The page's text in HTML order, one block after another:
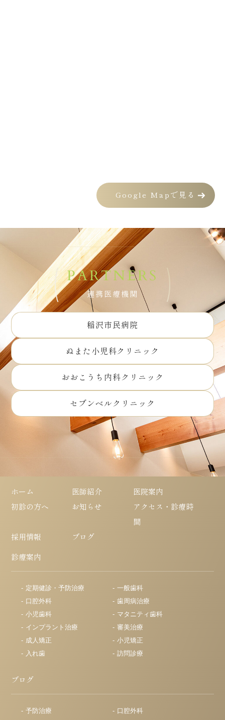
Google Mapで見る
PARTNERS
連携医療機関
稲沢市民病院
ぬまた小児科クリニック
おおこうち内科クリニック
セブンベルクリニック
ホーム 医師紹介
医院案内
初診の方へ
お知らせ
アクセス・診療時
間
採用情報
ブログ
診療案内
定期健診・予防治療
一般歯科
口腔外科
歯周病治療
小児歯科
マタニティ歯科
インプラント治療
審美治療
成人矯正
小児矯正
入れ歯
訪問診療
ブログ
予防治療
口腔外科